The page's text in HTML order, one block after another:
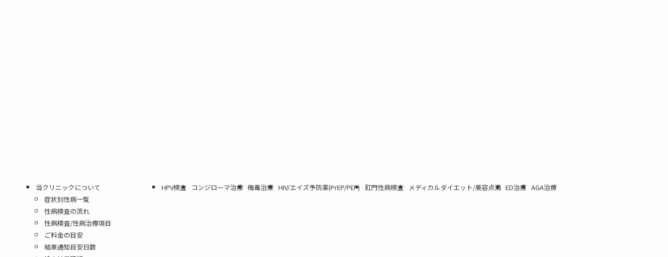
当クリニックについて
症状別性病一覧
性病検査の流れ
性病検査/性病治療項目
ご料金の目安
結果通知目安日数
HPV検査 コンジローマ治療 梅毒治療 HIV/エイズ予防薬(PrEP/PEP) 肛門性病検査 メディカルダイエット/美容点滴 ED治療 AGA治療